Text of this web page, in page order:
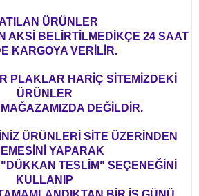
ÜRÜNLER
AKSİ BELİRTİLMEDİKÇE 24 SAAT
KARGOYA VERİLİR.
PLAKLAR HARİÇ SİTEMİZDEKİ
ÜRÜNLER
DEĞİLDİR.
ÜRÜNLERİ SİTE ÜZERİNDEN
YAPARAK
TESLİM" SEÇENEĞİNİ
KULLANIP